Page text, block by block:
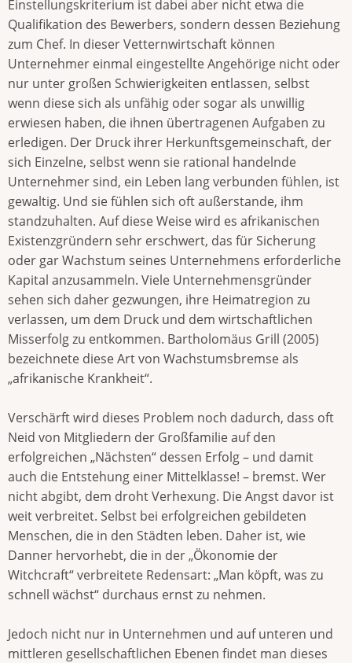
Einstellungskriterium ist dabei aber nicht etwa die
Qualifikation des Bewerbers, sondern dessen Beziehung
zum Chef. In dieser Vetternwirtschaft können
Unternehmer einmal eingestellte Angehörige nicht oder
nur unter großen Schwierigkeiten entlassen, selbst
wenn diese sich als unfähig oder sogar als unwillig
erwiesen haben, die ihnen übertragenen Aufgaben zu
erledigen. Der Druck ihrer Herkunftsgemeinschaft, der
sich Einzelne, selbst wenn sie rational handelnde
Unternehmer sind, ein Leben lang verbunden fühlen, ist
gewaltig. Und sie fühlen sich oft außerstande, ihm
standzuhalten. Auf diese Weise wird es afrikanischen
Existenzgründern sehr erschwert, das für Sicherung
oder gar Wachstum seines Unternehmens erforderliche
Kapital anzusammeln. Viele Unternehmensgründer
sehen sich daher gezwungen, ihre Heimatregion zu
verlassen, um dem Druck und dem wirtschaftlichen
Misserfolg zu entkommen. Bartholomäus Grill (2005)
bezeichnete diese Art von Wachstumsbremse als
„afrikanische Krankheit“.
Verschärft wird dieses Problem noch dadurch, dass oft
Neid von Mitgliedern der Großfamilie auf den
erfolgreichen „Nächsten“ dessen Erfolg – und damit
auch die Entstehung einer Mittelklasse! – bremst. Wer
nicht abgibt, dem droht Verhexung. Die Angst davor ist
weit verbreitet. Selbst bei erfolgreichen gebildeten
Menschen, die in den Städten leben. Daher ist, wie
Danner hervorhebt, die in der „Ökonomie der
Witchcraft“ verbreitete Redensart: „Man köpft, was zu
schnell wächst“ durchaus ernst zu nehmen.
Jedoch nicht nur in Unternehmen und auf unteren und
mittleren gesellschaftlichen Ebenen findet man dieses